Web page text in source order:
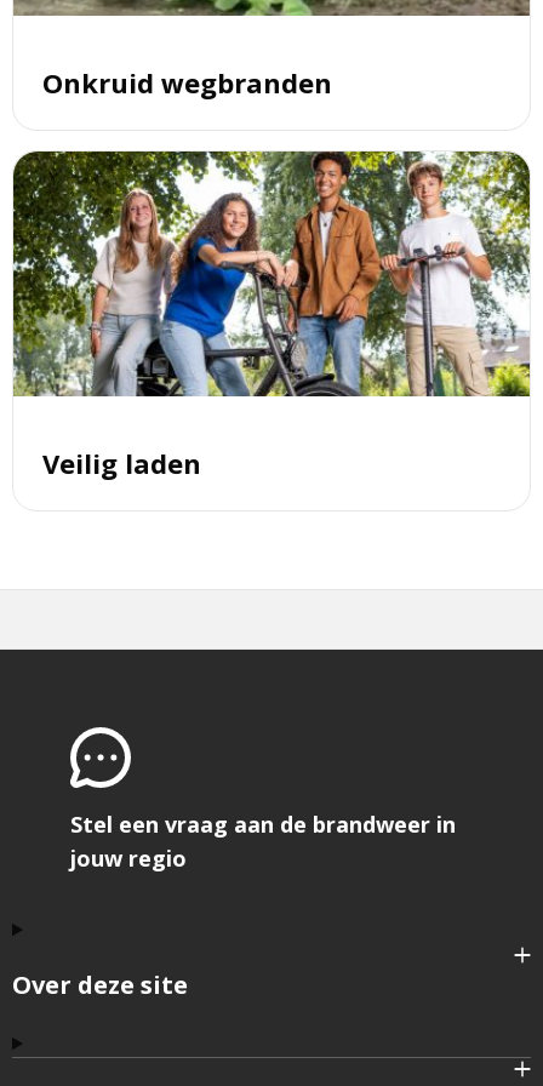
Onkruid wegbranden
Veilig laden
Lees
meer
over
Veilig
laden
Over deze site
Stel een vraag aan de brandweer in
jouw regio